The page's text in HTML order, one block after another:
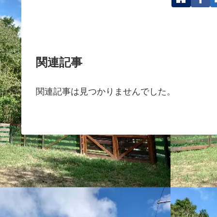
関連記事
関連記事は見つかりませんでした。